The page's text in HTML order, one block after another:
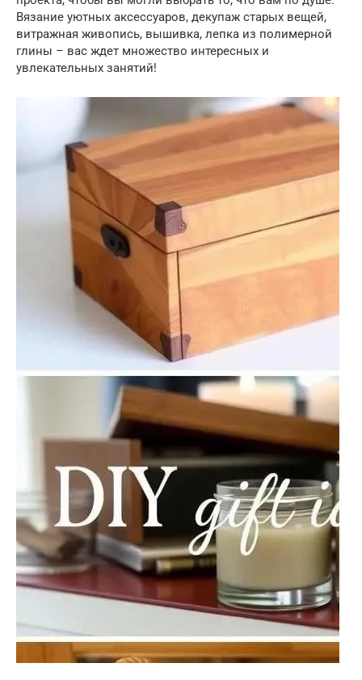
Вязание уютных аксессуаров, декупаж старых вещей,
витражная живопись, вышивка, лепка из полимерной
глины – вас ждет множество интересных и
увлекательных занятий!